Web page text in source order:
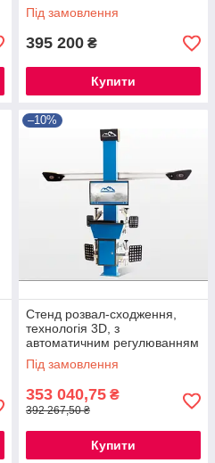
Під замовлення
395 200 ₴
Купити
–10%
Стенд розвал-сходження,
технологія 3D, з
автоматичним регулюванням
положення камер
Trommelberg URS400BVA
Під замовлення
353 040,75 ₴
392 267,50 ₴
Купити